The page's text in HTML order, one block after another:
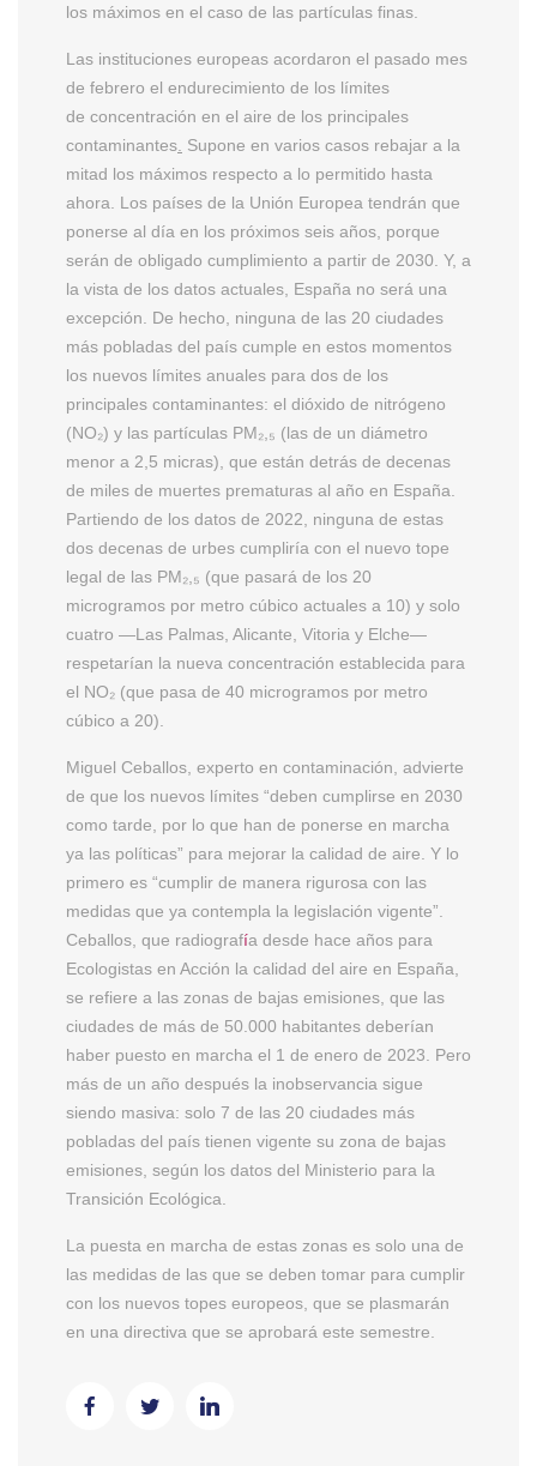
los máximos en el caso de las partículas finas.
Las instituciones europeas acordaron el pasado mes
de febrero el endurecimiento de los límites
de concentración en el aire de los principales
contaminantes Supone en varios casos rebajar a la
mitad los máximos respecto a lo permitido hasta
ahora. Los países de la Unión Europea tendrán que
ponerse al día en los próximos seis años, porque
serán de obligado cumplimiento a partir de 2030. Y, a
la vista de los datos actuales, España no será una
excepción. De hecho, ninguna de las 20 ciudades
más pobladas del país cumple en estos momentos
los nuevos límites anuales para dos de los
principales contaminantes: el dióxido de nitrógeno
(NO₂) y las partículas PM₂,₅ (las de un diámetro
menor a 2,5 micras), que están detrás de decenas
de miles de muertes prematuras al año en España.
Partiendo de los datos de 2022, ninguna de estas
dos decenas de urbes cumpliría con el nuevo tope
legal de las PM₂,₅ (que pasará de los 20
microgramos por metro cúbico actuales a 10) y solo
cuatro —Las Palmas, Alicante, Vitoria y Elche—
respetarían la nueva concentración establecida para
el NO₂ (que pasa de 40 microgramos por metro
cúbico a 20).
Miguel Ceballos, experto en contaminación, advierte
de que los nuevos límites “deben cumplirse en 2030
como tarde, por lo que han de ponerse en marcha
ya las políticas” para mejorar la calidad de aire. Y lo
primero es “cumplir de manera rigurosa con las
medidas que ya contempla la legislación vigente”.
Ceballos, que radiografía desde hace años para
Ecologistas en Acción la calidad del aire en España,
se refiere a las zonas de bajas emisiones, que las
ciudades de más de 50.000 habitantes deberían
haber puesto en marcha el 1 de enero de 2023. Pero
más de un año después la inobservancia sigue
siendo masiva: solo 7 de las 20 ciudades más
pobladas del país tienen vigente su zona de bajas
emisiones, según los datos del Ministerio para la
Transición Ecológica.
La puesta en marcha de estas zonas es solo una de
las medidas de las que se deben tomar para cumplir
con los nuevos topes europeos, que se plasmarán
en una directiva que se aprobará este semestre.